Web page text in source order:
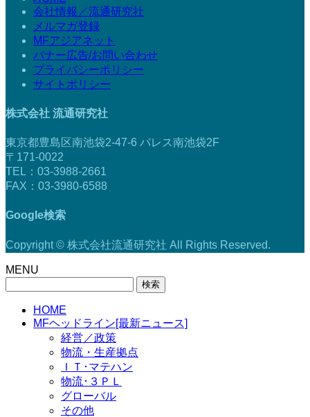
会社情報／流通研究社
メルマガ登録
MFアジアネット
バナー広告/お問い合わせ
プライバシーポリシー
サイトポリシー
株式会社 流通研究社
東京都豊島区南池袋2-47-6 パレス南池袋2F
〒171-0022
TEL：03-3988-2661
FAX：03-3980-6588
Google検索
Copyright © 株式会社流通研究社 All Rights Reserved.
MENU
HOME
MFヘッドライン[最新ニュース]
経営／政策
物流・生産拠点
ＩＴ･マテハン
物流･３ＰＬ
グローバル
その他